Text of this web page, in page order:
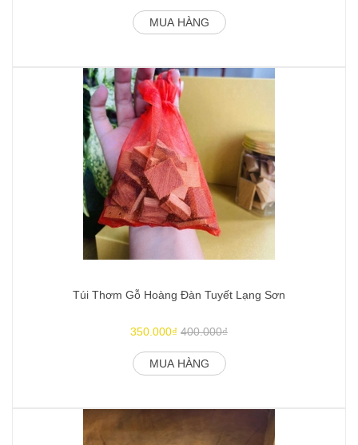
MUA HÀNG
Túi Thơm Gỗ Hoàng Đàn Tuyết Lạng Sơn
350.000₫ 400.000₫
MUA HÀNG